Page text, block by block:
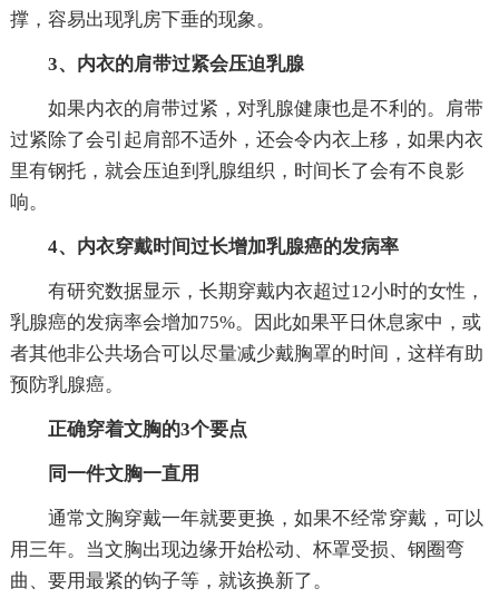
撑，容易出现乳房下垂的现象。
3、内衣的肩带过紧会压迫乳腺
如果内衣的肩带过紧，对乳腺健康也是不利的。肩带
过紧除了会引起肩部不适外，还会令内衣上移，如果内衣
里有钢托，就会压迫到乳腺组织，时间长了会有不良影
响。
4、内衣穿戴时间过长增加乳腺癌的发病率
有研究数据显示，长期穿戴内衣超过12小时的女性，
乳腺癌的发病率会增加75%。因此如果平日休息家中，或
者其他非公共场合可以尽量减少戴胸罩的时间，这样有助
预防乳腺癌。
正确穿着文胸的3个要点
同一件文胸一直用
通常文胸穿戴一年就要更换，如果不经常穿戴，可以
用三年。当文胸出现边缘开始松动、杯罩受损、钢圈弯
曲、要用最紧的钩子等，就该换新了。